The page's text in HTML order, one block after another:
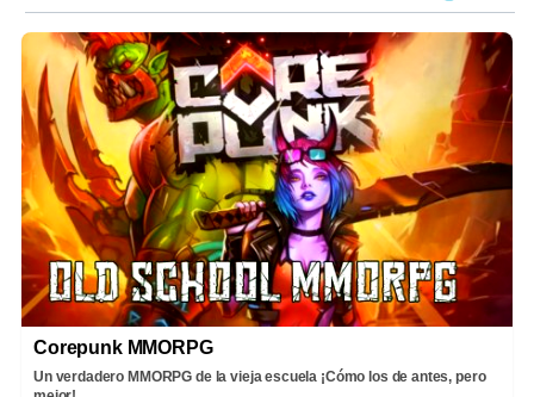
Corepunk MMORPG
Un verdadero MMORPG de la vieja escuela ¡Cómo los de antes, pero